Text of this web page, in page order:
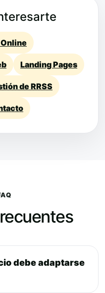
Online
Landing Pages
de RRSS
debe adaptarse